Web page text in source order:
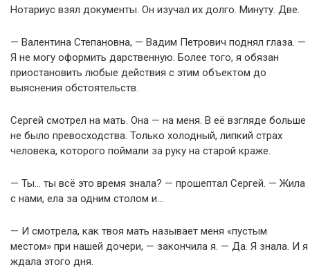
Нотариус взял документы. Он изучал их долго. Минуту. Две.
— Валентина Степановна, — Вадим Петрович поднял глаза. —
Я не могу оформить дарственную. Более того, я обязан
приостановить любые действия с этим объектом до
выяснения обстоятельств.
Сергей смотрел на мать. Она — на меня. В её взгляде больше
не было превосходства. Только холодный, липкий страх
человека, которого поймали за руку на старой краже.
— Ты… ты всё это время знала? — прошептал Сергей. — Жила
с нами, ела за одним столом и…
— И смотрела, как твоя мать называет меня «пустым
местом» при нашей дочери, — закончила я. — Да. Я знала. И я
ждала этого дня.